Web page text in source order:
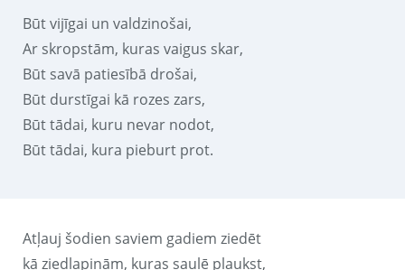
Būt vijīgai un valdzinošai,
Ar skropstām, kuras vaigus skar,
Būt savā patiesībā drošai,
Būt durstīgai kā rozes zars,
Būt tādai, kuru nevar nodot,
Būt tādai, kura pieburt prot.
Atļauj šodien saviem gadiem ziedēt
kā ziedlapiņām, kuras saulē plaukst,